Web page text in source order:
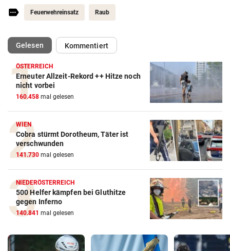
Feuerwehreinsatz Raub
Gelesen(ausgewählt)Kommentiert
ÖSTERREICH
Erneuter Allzeit-Rekord ++ Hitze noch
nicht vorbei
160.458 mal gelesen
WIEN
Cobra stürmt Dorotheum, Täter ist
verschwunden
141.730 mal gelesen
NIEDERÖSTERREICH
500 Helfer kämpfen bei Gluthitze
gegen Inferno
140.841 mal gelesen